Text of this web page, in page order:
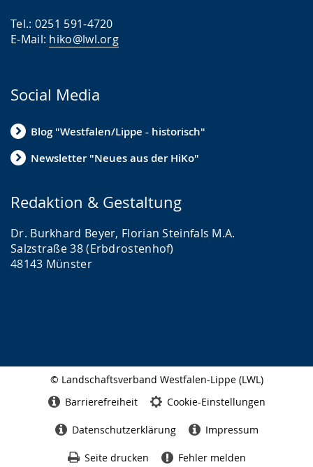
Tel.: 0251 591-4720
E-Mail: hiko@lwl.org
Social Media
Blog "Westfalen/Lippe - historisch"
Newsletter "Neues aus der HiKo"
Redaktion & Gestaltung
Dr. Burkhard Beyer, Florian Steinfals M.A.
Salzstraße 38 (Erbdrostenhof)
48143 Münster
© Landschaftsverband Westfalen-Lippe (LWL)
Barrierefreiheit Cookie-Einstellungen
Datenschutzerklärung Impressum
Seite drucken Fehler melden